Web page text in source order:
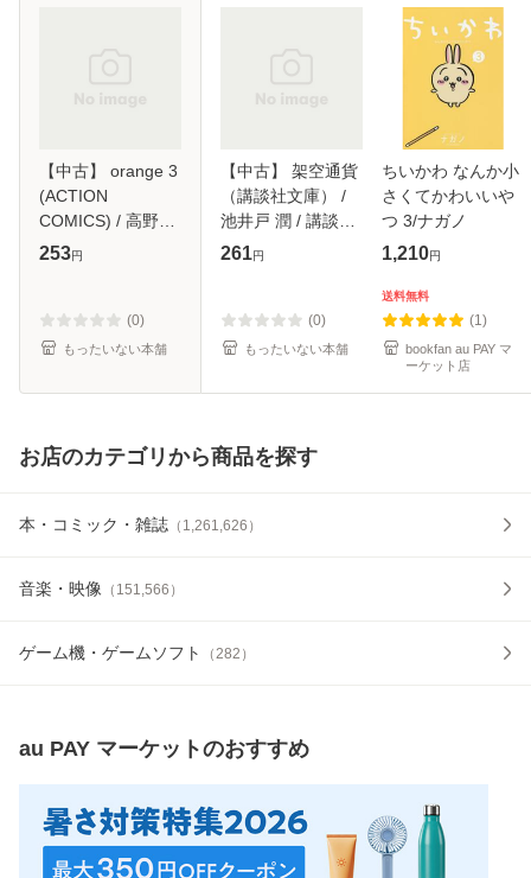
【中古】 orange 3
(ACTION
COMICS) / 高野苺
/ 双葉社 [コミック]
253円
(0)
もったいない本舗
【中古】 架空通貨
（講談社文庫） /
池井戸 潤 / 講談社
[文庫]【メール便送
261円
(0)
もったいない本舗
ちいかわ なんか小
さくてかわいいや
つ 3/ナガノ
1,210円
送料無料
(1)
bookfan au PAY マ
ーケット店
お店のカテゴリから商品を探す
本・コミック・雑誌 （ 1,261,626 ）
音楽・映像 （ 151,566 ）
ゲーム機・ゲームソフト （282 ）
au PAY マーケットのおすすめ